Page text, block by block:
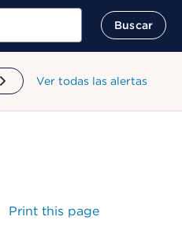
Buscar
Ver todas las alertas
Print this page